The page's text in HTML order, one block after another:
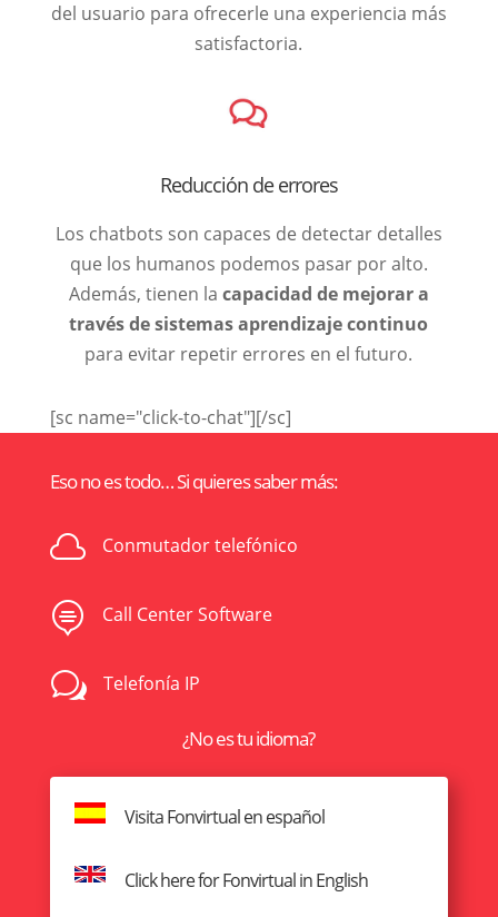
del usuario para ofrecerle una experiencia más
satisfactoria.
Reducción de errores
Los chatbots son capaces de detectar detalles
que los humanos podemos pasar por alto.
Además, tienen la capacidad de mejorar a
través de sistemas aprendizaje continuo
para evitar repetir errores en el futuro.
[sc name="click-to-chat"][/sc]
Eso no es todo… Si quieres saber más:
 Conmutador telefónico
 Call Center Software
w Telefonía IP
¿No es tu idioma?
Visita Fonvirtual en español
Click here for Fonvirtual in English